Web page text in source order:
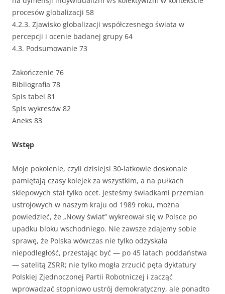
procesów globalizacji 58
4.2.3. Zjawisko globalizacji współczesnego świata w
percepcji i ocenie badanej grupy 64
4.3. Podsumowanie 73
Zakończenie 76
Bibliografia 78
Spis tabel 81
Spis wykresów 82
Aneks 83
Wstęp
Moje pokolenie, czyli dzisiejsi 30-latkowie doskonale
pamiętają czasy kolejek za wszystkim, a na pułkach
sklepowych stał tylko ocet. Jesteśmy świadkami przemian
ustrojowych w naszym kraju od 1989 roku, można
powiedzieć, że „Nowy świat” wykreował się w Polsce po
upadku bloku wschodniego. Nie zawsze zdajemy sobie
sprawę, że Polska wówczas nie tylko odzyskała
niepodległość, przestając być — po 45 latach poddaństwa
— satelitą ZSRR; nie tylko mogła zrzucić pęta dyktatury
Polskiej Zjednoczonej Partii Robotniczej i zacząć
wprowadzać stopniowo ustrój demokratyczny, ale ponadto